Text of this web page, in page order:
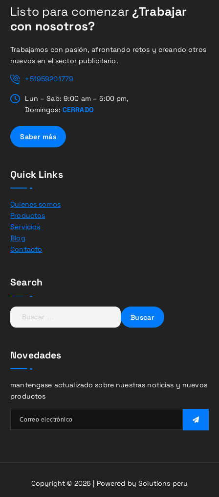
Listo para comenzar¿Trabajar
con nosotros?
Trabajamos con pasión, afrontando retos y creando otros
nuevos en el sector publicitario.
+51959201779
Lun – Sab: 9:00 am – 5:00 pm,
Domingos: CERRADO
Saber más
Quick Links
Quienes somos
Productos
Servicios
Blog
Contacto
Search
B
u
a
r
Novedades
mantengase actualizado sobre nuestras noticias y nuevos
productos
Copyright © 2026 | Powered by Solutions peru